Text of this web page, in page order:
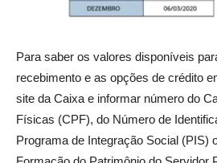
Para saber os valores disponíveis
recebimento e as opções de crédito
site da Caixa e informar número do
Físicas (CPF), do Número de
Programa de Integração Social (PIS)